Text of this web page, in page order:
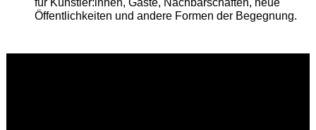
Öffentlichkeiten und andere Formen der Begegnung.